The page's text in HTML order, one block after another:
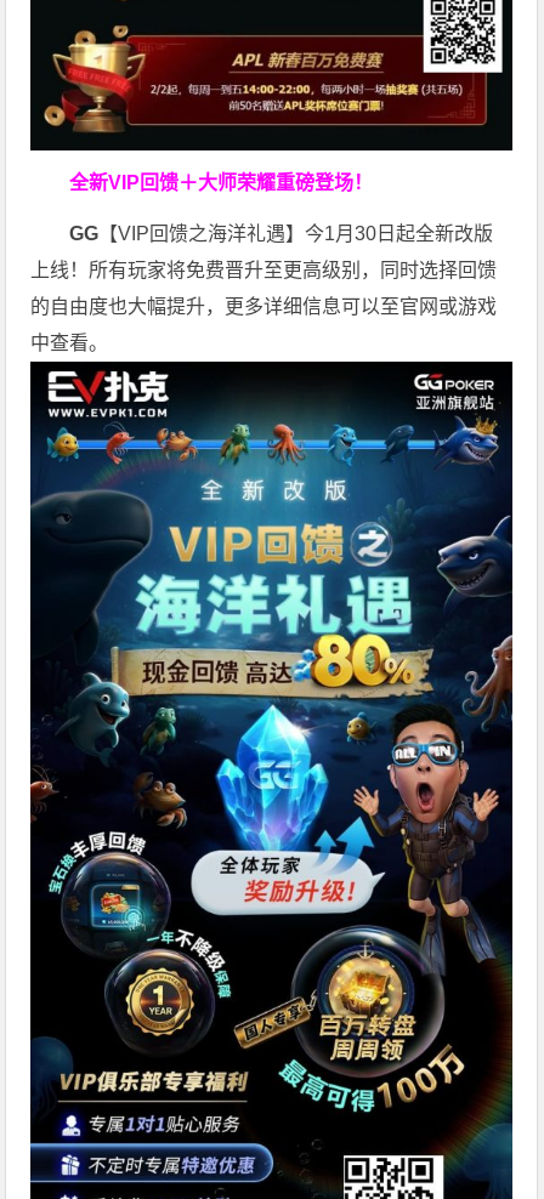
全新VIP回馈＋大师荣耀重磅登场！
GG 【VIP回馈之海洋礼遇】今1月30日起全新改版
上线！所有玩家将免费晋升至更高级别，同时选择回馈
的自由度也大幅提升，更多详细信息可以至官网或游戏
中查看。